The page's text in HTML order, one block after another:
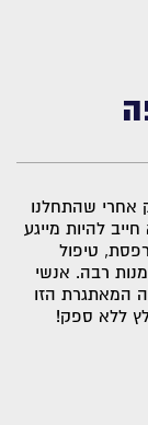
אחרי שהתחלנו
להיות מייגע
טיפול
רבה. אנשי
המאתגרת הזו
ללא ספק!